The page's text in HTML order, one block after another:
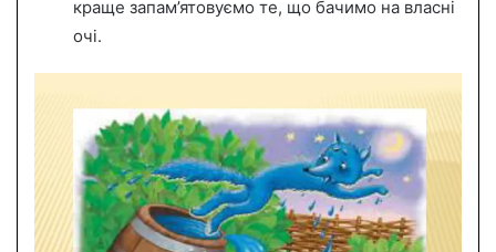
краще запам’ятовуємо те, що бачимо на власні
очі.